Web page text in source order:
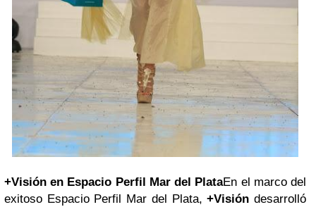
+Visión en Espacio Perfil Mar del PlataEn el marco del
exitoso Espacio Perfil Mar del Plata,+Visión desarrolló